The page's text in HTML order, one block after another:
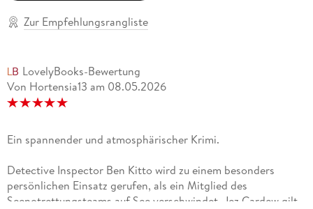
Zur Empfehlungsrangliste
LovelyBooks-Bewertung
Von Hortensia13 am 08.05.2026
Ein spannender und atmosphärischer Krimi.
Detective Inspector Ben Kitto wird zu einem besonders
persönlichen Einsatz gerufen, als ein Mitglied des
Seenotrettungsteams auf See verschwindet. Jez Cardew gilt